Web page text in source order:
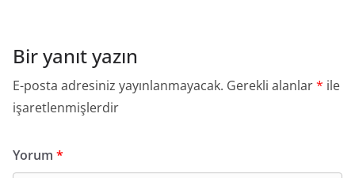
Bir yanıt yazın
E-posta adresiniz yayınlanmayacak. Gerekli alanlar* ile
işaretlenmişlerdir
Yorum *